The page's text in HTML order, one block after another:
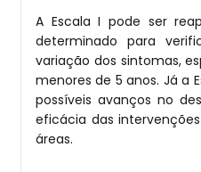
A Escala I pode ser
determinado para
variação dos sintomas,
menores de 5 anos. Já a
possíveis avanços no
eficácia das
áreas.